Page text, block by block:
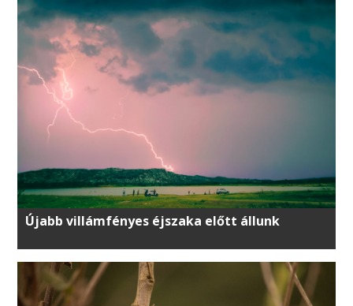
Újabb villámfényes éjszaka előtt állunk